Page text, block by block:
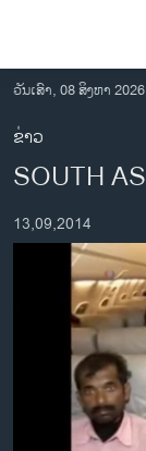
ເຂົ້າ
ຫາ
ຂ້າມ
ຂ້າມ
ໄປ
ອາເມຣິກາ
ການເລືອກຕັ້ງ ປະ
ອິດສະຫຼະພາບດ້າ
ຊີວິດຊາວລາວ
ວັນເສົາ, 08 ສິງຫາ 2026
ຂ່າວ
SOUTH
13,09,2014
No